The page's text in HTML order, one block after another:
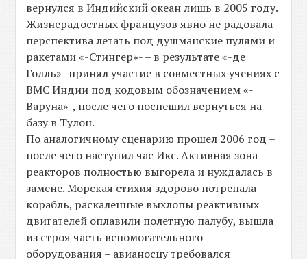
вернулся в Индийский океан лишь в 2005 году.
Жизнерадостных французов явно не радовала
перспектива летать под душманские пулями и
ракетами «-Стингер»- – в результате «-де
Голль»- принял участие в совместных учениях с
ВМС Индии под кодовым обозначением «-
Варуна»-, после чего поспешил вернуться на
базу в Тулон.
По аналогичному сценарию прошел 2006 год –
после чего наступил час Икс. Активная зона
реакторов полностью выгорела и нуждалась в
замене. Морская стихия здорово потрепала
корабль, раскаленные выхлопы реактивных
двигателей оплавили полетную палубу, вышла
из строя часть вспомогательного
оборудования – авианосцу требовался